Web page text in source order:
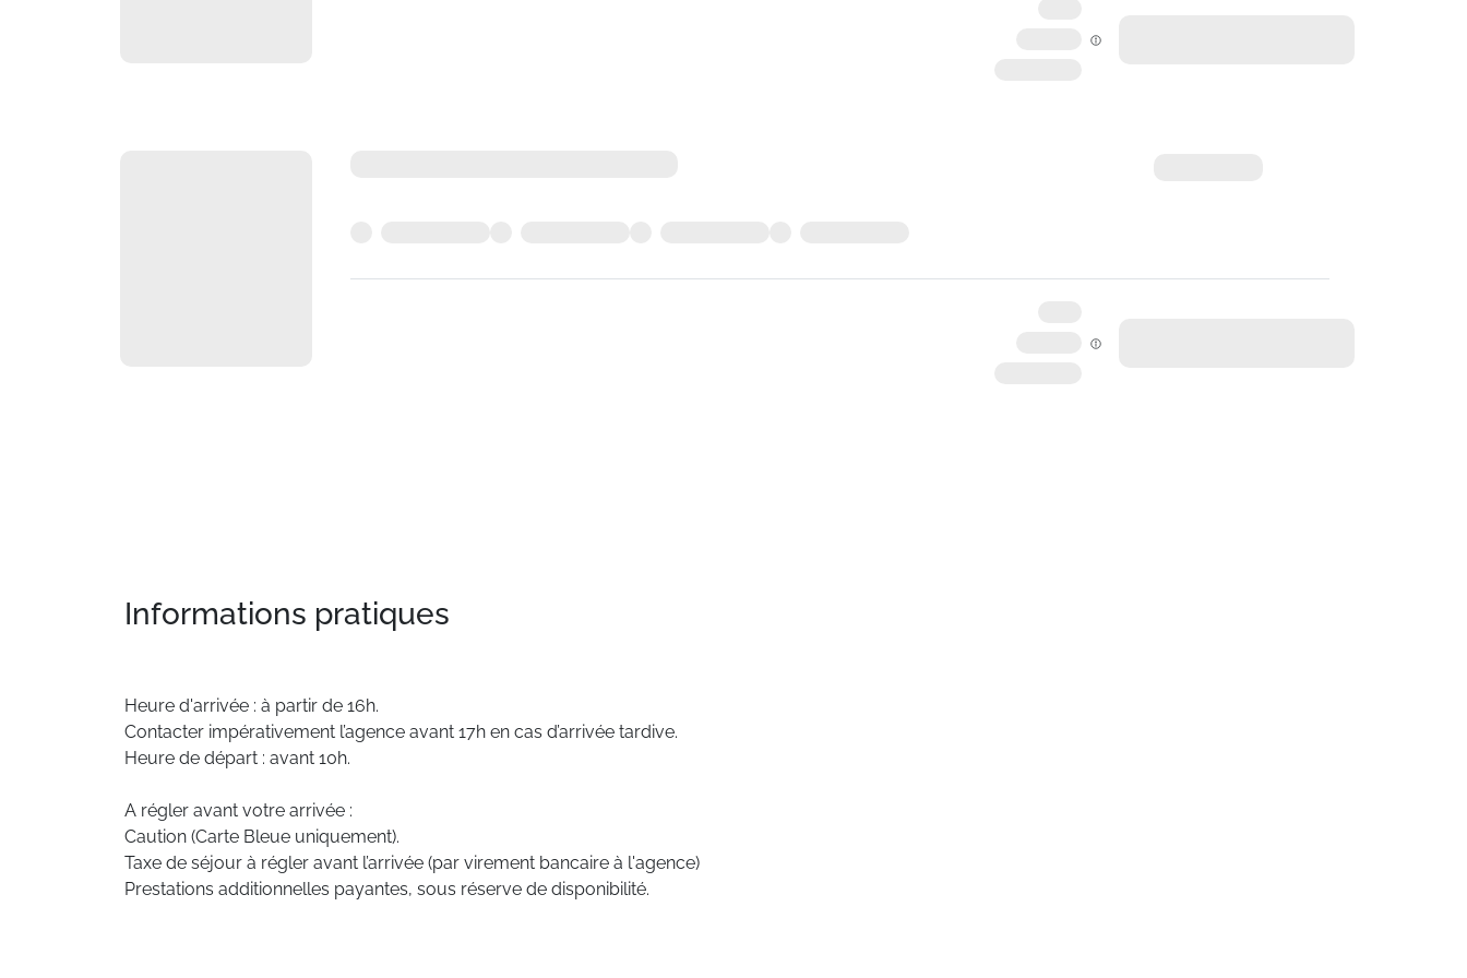
Informations pratiques
Heure d'arrivée : à partir de 16h.
Contacter impérativement l’agence avant 17h en cas d’arrivée tardive.
Heure de départ : avant 10h.
A régler avant votre arrivée :
Caution (Carte Bleue uniquement).
Taxe de séjour à régler avant l’arrivée (par virement bancaire à l'agence)
Prestations additionnelles payantes, sous réserve de disponibilité.